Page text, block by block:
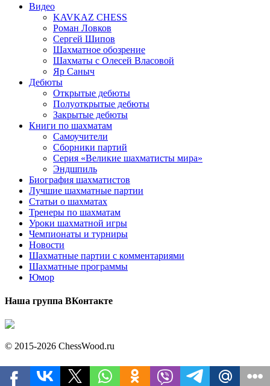
Видео
KAVKAZ CHESS
Роман Ловков
Сергей Шипов
Шахматное обозрение
Шахматы с Олесей Власовой
Яр Саныч
Дебюты
Открытые дебюты
Полуоткрытые дебюты
Закрытые дебюты
Книги по шахматам
Самоучители
Сборники партий
Серия «Великие шахматисты мира»
Эндшпиль
Биография шахматистов
Лучшие шахматные партии
Статьи о шахматах
Тренеры по шахматам
Уроки шахматной игры
Чемпионаты и турниры
Новости
Шахматные партии с комментариями
Шахматные программы
Юмор
Наша группа ВКонтакте
© 2015-2026 ChessWood.ru